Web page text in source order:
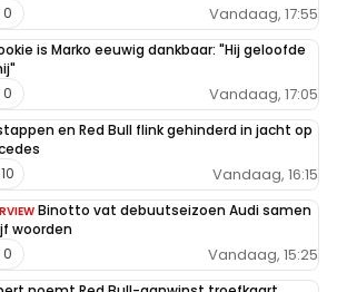
Vandaag, 17:55
0
is Marko eeuwig dankbaar: "Hij geloofde
Vandaag, 17:05
0
en Red Bull flink gehinderd in jacht op
Vandaag, 16:15
10
Binotto vat debuutseizoen Audi samen
woorden
Vandaag, 15:25
0